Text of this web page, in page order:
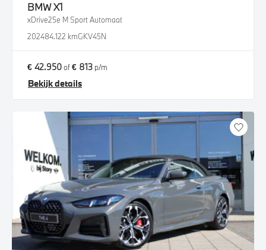
BMWX1
xDrive25e M Sport Automaat
202484.122 kmGKV45N
€ 42.950of€ 813 p/m
Bekijk details